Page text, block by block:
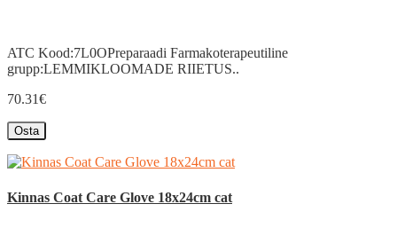
ATC Kood:7L0OPreparaadi Farmakoterapeutiline
grupp:LEMMIKLOOMADE RIIETUS..
70.31€
Osta
Kinnas Coat Care Glove 18x24cm cat